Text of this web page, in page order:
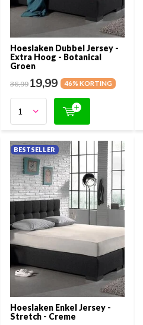
Hoeslaken Dubbel Jersey -
Extra Hoog - Botanical
Groen
36,9919,99 46% KORTING
Hoeslaken Enkel Jersey -
Stretch - Creme
BESTSELLER